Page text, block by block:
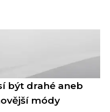
být drahé aneb
módy